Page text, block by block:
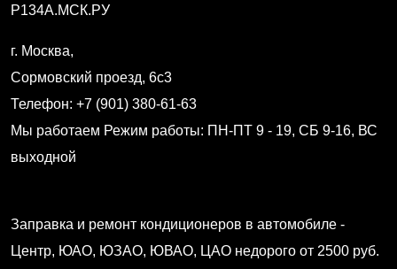
Р134А.МСК.РУ
г. Москва,
Сормовский проезд, 6с3
Телефон: +7 (901) 380-61-63
Мы работаем Режим работы: ПН-ПТ 9 - 19, СБ 9-16, ВС
выходной
Заправка и ремонт кондиционеров в автомобиле -
Центр, ЮАО, ЮЗАО, ЮВАО, ЦАО недорого от 2500 руб.